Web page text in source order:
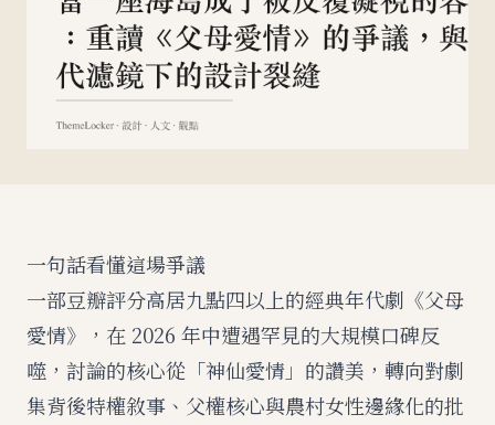
一句話看懂這場爭議
一部豆瓣評分高居九點四以上的經典年代劇《父母
愛情》，在 2026 年中遭遇罕見的大規模口碑反
噬，討論的核心從「神仙愛情」的讚美，轉向對劇
集背後特權敘事、父權核心與農村女性邊緣化的批